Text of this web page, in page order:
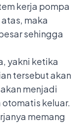
kerja pompa
maka
sehingga
yakni ketika
tersebut akan
menjadi
otomatis keluar.
memang